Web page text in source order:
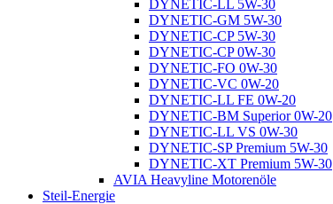
DYNETIC-LL 5W-30
DYNETIC-GM 5W-30
DYNETIC-CP 5W-30
DYNETIC-CP 0W-30
DYNETIC-FO 0W-30
DYNETIC-VC 0W-20
DYNETIC-LL FE 0W-20
DYNETIC-BM Superior 0W-20
DYNETIC-LL VS 0W-30
DYNETIC-SP Premium 5W-30
DYNETIC-XT Premium 5W-30
AVIA Heavyline Motorenöle
Steil-Energie